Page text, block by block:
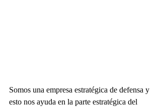
Somos una empresa estratégica de defensa y
esto nos ayuda en la parte estratégica del